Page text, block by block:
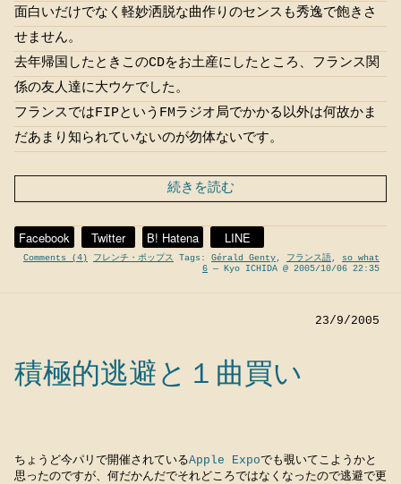
面白いだけでなく軽妙洒脱な曲作りのセンスも秀逸で飽きさ
せません。
去年帰国したときこのCDをお土産にしたところ、フランス関
係の友人達に大ウケでした。
フランスではFIPというFMラジオ局でかかる以外は何故かま
だあまり知られていないのが勿体ないです。
続きを読む
Facebook Twitter B! Hatena LINE
Comments (4) フレンチ・ポップス Tags: Gérald Genty, フランス語, so what
6 — Kyo ICHIDA @ 2005/10/06 22:35
23/9/2005
積極的逃避と１曲買い
ちょうど今パリで開催されているApple Expoでも覗いてこようかと
思ったのですが、何だかんだでそれどころではなくなったので逃避で更